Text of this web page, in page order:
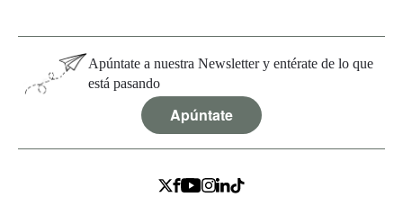
Apúntate a nuestra Newsletter y entérate de lo que
está pasando
Apúntate